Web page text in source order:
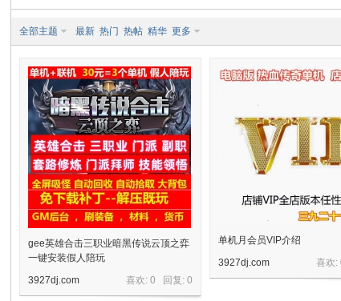
全部主题 最新 热门 热帖 精华 更多
gee英雄合击三职业暗黑传说云顶之弈
一键安装假人陪玩
喜欢: 0 回复:0
3927dj.com
单机月会员VIP介绍
喜欢
3927dj.com